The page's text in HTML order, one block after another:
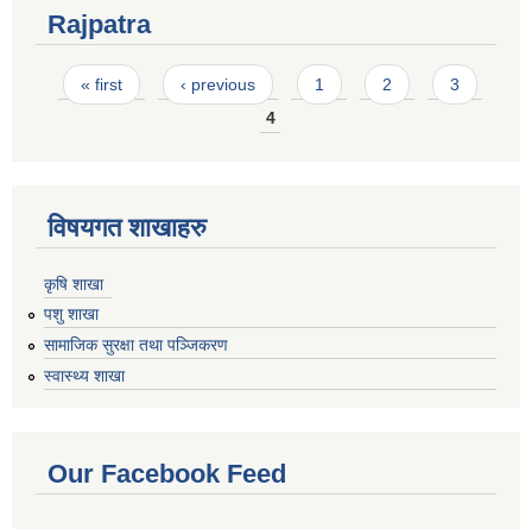
Rajpatra
Pages
« first ‹ previous 1 2
3
4
विषयगत शाखाहरु
कृषि शाखा
पशु शाखा
सामाजिक सुरक्षा तथा पञ्जिकरण
स्वास्थ्य शाखा
Our Facebook Feed